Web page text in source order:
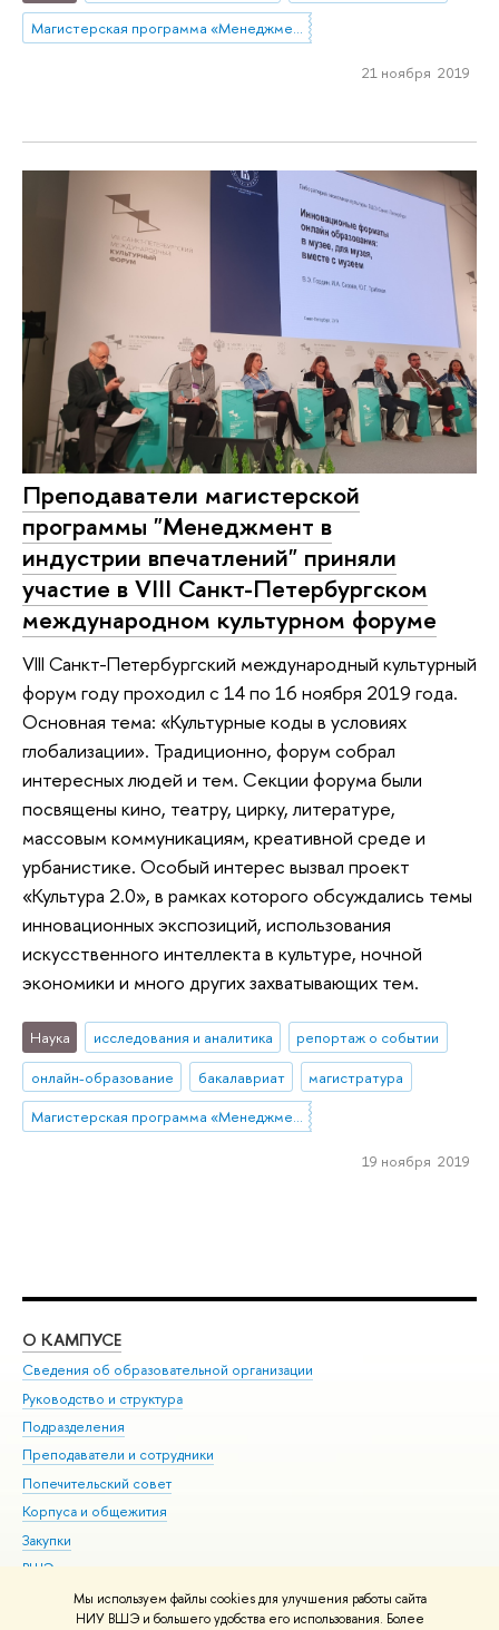
Мы используем файлы cookies для улучшения работы сайта
НИУ ВШЭ и большего удобства его использования. Более
Магистерская программа «Менеджмент в индустрии впечатлений»
21 ноября 2019
Преподаватели магистерской
программы "Менеджмент в
индустрии впечатлений" приняли
участие в VIII Санкт-Петербургском
международном культурном форуме
VIII Санкт-Петербургский международный культурный
форум году проходил с 14 по 16 ноября 2019 года.
Основная тема: «Культурные коды в условиях
глобализации». Традиционно, форум собрал
интересных людей и тем. Секции форума были
посвящены кино, театру, цирку, литературе,
массовым коммуникациям, креативной среде и
урбанистике. Особый интерес вызвал проект
«Культура 2.0», в рамках которого обсуждались темы
инновационных экспозиций, использования
искусственного интеллекта в культуре, ночной
экономики и много других захватывающих тем.
Наука исследования и аналитика
репортаж о событии
онлайн-образование
бакалавриат
магистратура
Магистерская программа «Менеджмент в индустрии впечатлений»
19 ноября 2019
О КАМПУСЕ
Сведения об образовательной организации
Руководство и структура
Подразделения
Преподаватели и сотрудники
Попечительский совет
Корпуса и общежития
Закупки
ВШЭ для студентов с ограниченными возможностями
здоровья и инвалидностью
Версия для слабовидящих